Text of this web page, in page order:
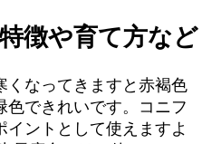
徴や育て方など
くなってきますと赤褐色
色できれいです。コニフ
イントとして使えますよ